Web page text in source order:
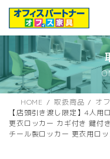
ス
キ
ン
に
HOME 取扱商品 オ
【店頭引き渡し限定】4人用
更衣ロッカー カギ付き 鍵付
チール製ロッカー 更衣用ロ